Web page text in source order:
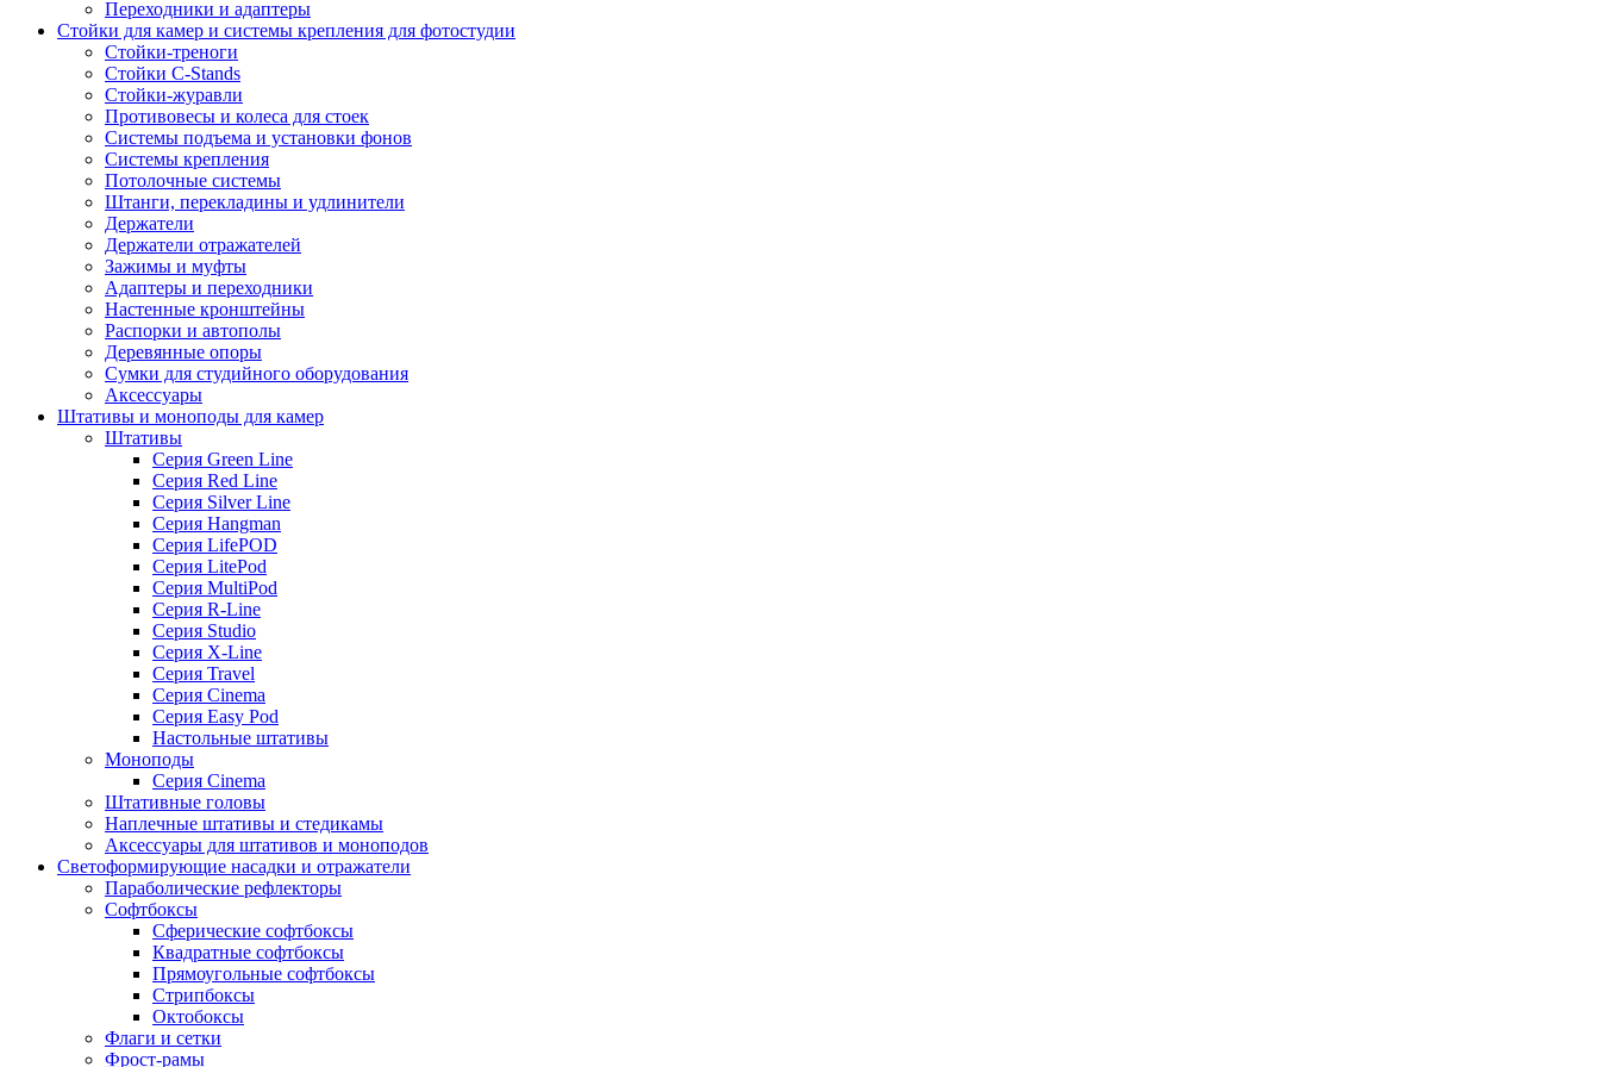
Переходники и адаптеры
Стойки для камер и системы крепления для фотостудии
Стойки-треноги
Стойки C-Stands
Стойки-журавли
Противовесы и колеса для стоек
Системы подъема и установки фонов
Системы крепления
Потолочные системы
Штанги, перекладины и удлинители
Держатели
Держатели отражателей
Зажимы и муфты
Адаптеры и переходники
Настенные кронштейны
Распорки и автополы
Деревянные опоры
Сумки для студийного оборудования
Аксессуары
Штативы и моноподы для камер
Штативы
Серия Green Line
Серия Red Line
Серия Silver Line
Серия Hangman
Серия LifePOD
Серия LitePod
Серия MultiPod
Серия R-Line
Серия Studio
Серия X-Line
Серия Travel
Серия Cinema
Серия Easy Pod
Настольные штативы
Моноподы
Серия Cinema
Штативные головы
Наплечные штативы и стедикамы
Аксессуары для штативов и моноподов
Светоформирующие насадки и отражатели
Параболические рефлекторы
Софтбоксы
Сферические софтбоксы
Квадратные софтбоксы
Прямоугольные софтбоксы
Стрипбоксы
Октобоксы
Флаги и сетки
Фрост-рамы